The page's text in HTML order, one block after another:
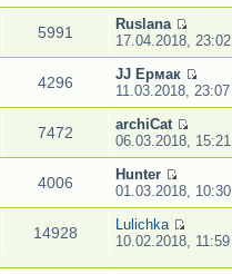
5991
Ruslana
17.04.2018, 23:02
4296
JJ Ермак
11.03.2018, 23:07
7472
archiCat
06.03.2018, 15:21
4006
Hunter
01.03.2018, 10:30
14928
Lulichka
10.02.2018, 11:59